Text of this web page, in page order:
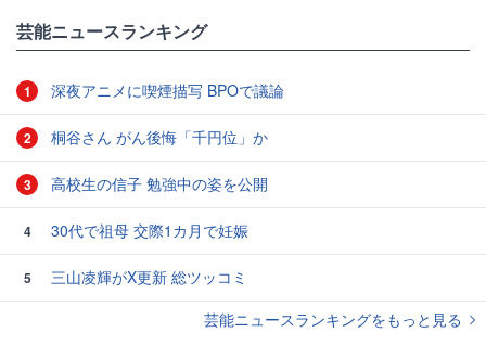
芸能ニュースランキング
1 深夜アニメに喫煙描写 BPOで議論
2 桐谷さん がん後悔「千円位」か
3 高校生の信子 勉強中の姿を公開
4 30代で祖母 交際1カ月で妊娠
5
三山凌輝がX更新 総ツッコミ
芸能ニュースランキングをもっと見る